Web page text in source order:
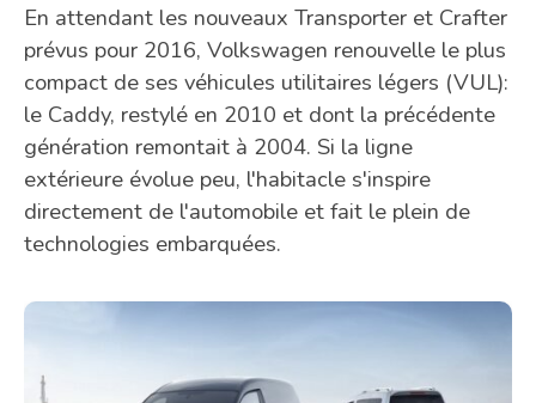
En attendant les nouveaux Transporter et Crafter
prévus pour 2016, Volkswagen renouvelle le plus
compact de ses véhicules utilitaires légers (VUL):
le Caddy, restylé en 2010 et dont la précédente
génération remontait à 2004. Si la ligne
extérieure évolue peu, l'habitacle s'inspire
directement de l'automobile et fait le plein de
technologies embarquées.